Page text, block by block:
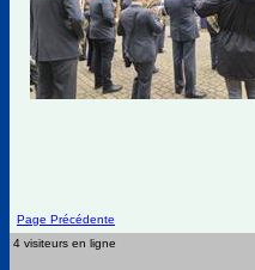
Page Précédente
4 visiteurs en ligne